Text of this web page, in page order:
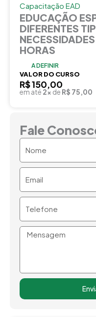
Capacitação EAD
EDUCAÇÃO
DIFERENTES
HORAS
A DEFINIR
VALOR DO CURSO
R$ 150,00
em até 2x de R$ 75,00
Fale
Mensagem